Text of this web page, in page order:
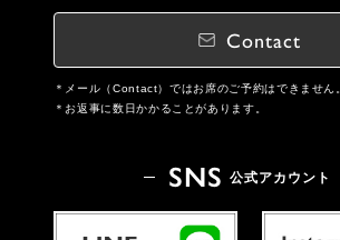
Contact
メール（Contact）ではお席のご予約はできません
お返事に数日かかることがあります。
SNS 公式アカウント